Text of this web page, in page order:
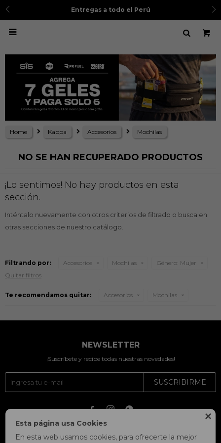

Esta página usa Cookies
En esta web usamos cookies, para ofrecerte la mejor
Entregas a todo el Perú

Home Kappa Accesorios Mochilas
NO SE HAN RECUPERADO PRODUCTOS
¡Lo sentimos! No hay productos en esta
sección.
Inténtalo nuevamente con otros criterios de filtrado o busca en
otras secciones de nuestro catálogo.
Filtrando por: Accesorios Mochilas Género: Mujer
Quitar filtros
Te recomendamos quitar: Accesorios Mochilas
NEWSLETTER
¡Suscríbete y recibe todas nuestras novedades!
SUSCRIBIRME
  